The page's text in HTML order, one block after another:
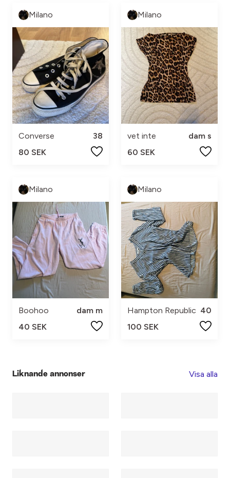
Milano
Converse
38
80 SEK
Milano
vet inte
dam s
60 SEK
Milano
Boohoo
dam m
40 SEK
Milano
Hampton Republic 40
100 SEK
Liknande annonser Visa alla